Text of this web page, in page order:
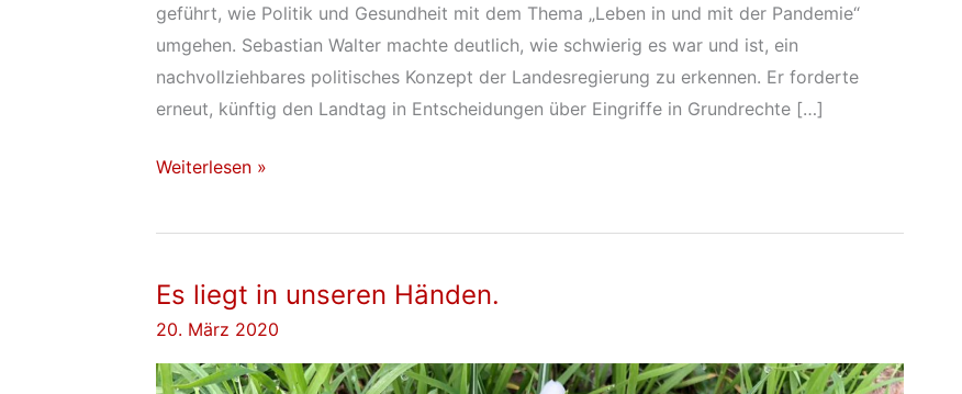
geführt, wie Politik und Gesundheit mit dem Thema „Leben in und mit der Pandemie“
umgehen. Sebastian Walter machte deutlich, wie schwierig es war und ist, ein
nachvollziehbares politisches Konzept der Landesregierung zu erkennen. Er forderte
erneut, künftig den Landtag in Entscheidungen über Eingriffe in Grundrechte […]
Leben
Corona
Weiterlesen »
Es liegt in unseren Händen.
20. März 2020